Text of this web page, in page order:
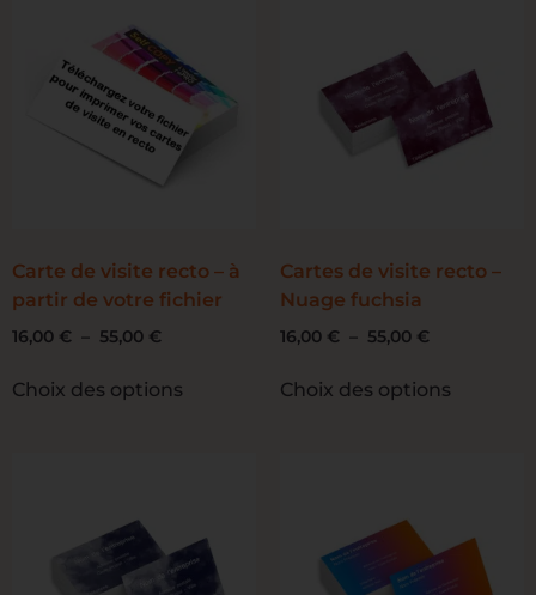
Carte de visite recto – à
partir de votre fichier
16,00 € – 55,00 €
Choix des options
Cartes de visite recto –
Nuage fuchsia
16,00 € – 55,00 €
Choix des options